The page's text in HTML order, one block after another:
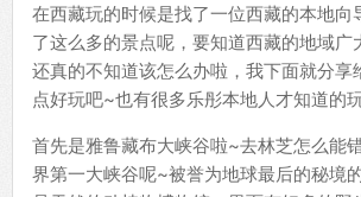
在西藏玩的时候是找了一位西藏的本地向
了这么多的景点呢，要知道西藏的地域广
还真的不知道该怎么办啦，我下面就分享
点好玩吧~也有很多乐彤本地人才知道的
首先是雅鲁藏布大峡谷啦~去林芝怎么能
界第一大峡谷呢~被誉为地球最后的秘境